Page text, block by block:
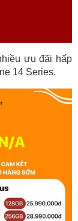
ưu đãi hấp
14 Series.